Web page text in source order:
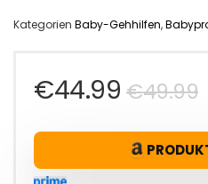
Kategorien Baby-Gehhilfen,
€49.99
€44.99